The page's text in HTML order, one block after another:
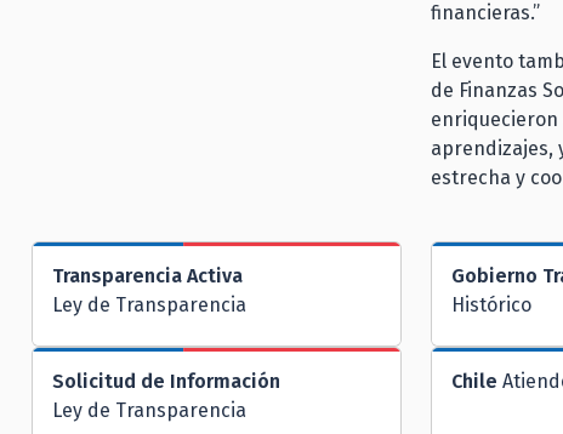
financieras.”
El evento
de Finanzas
aprendizajes,
estrecha y
Transparencia Activa
Ley de Transparencia
Gobierno
Histórico
Solicitud de Información
Ley de Transparencia
Chile